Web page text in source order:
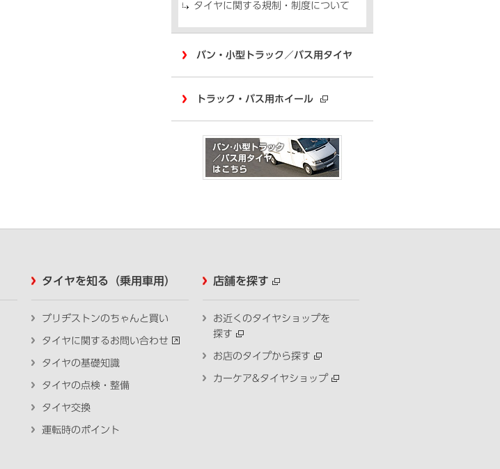
タイヤに関する規制・制度について
バン・小型トラック／バス用タイヤ
トラック・バス用ホイール
タイヤを知る（乗用車用）
ブリヂストンのちゃんと買い
タイヤに関するお問い合わせ
タイヤの基礎知識
タイヤの点検・整備
タイヤ交換
運転時のポイント
店舗を探す
お近くのタイヤショップを
探す
お店のタイプから探す
カーケア&タイヤショップ